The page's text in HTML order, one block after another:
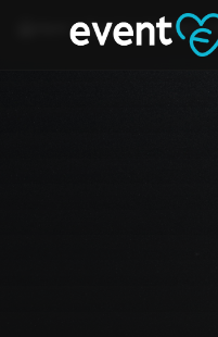
Event Konsert